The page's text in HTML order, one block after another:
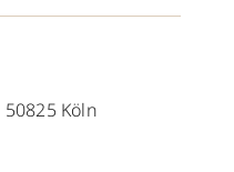
50825 Köln